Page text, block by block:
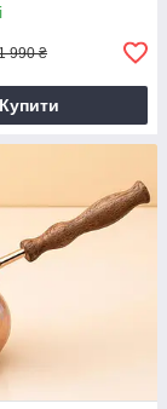
990 ₴
Купити